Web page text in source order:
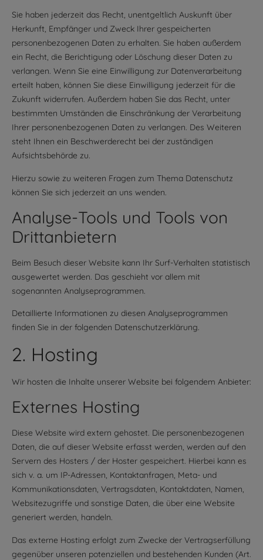
Sie haben jederzeit das Recht, unentgeltlich Auskunft über
Herkunft, Empfänger und Zweck Ihrer gespeicherten
personenbezogenen Daten zu erhalten. Sie haben außerdem
ein Recht, die Berichtigung oder Löschung dieser Daten zu
verlangen. Wenn Sie eine Einwilligung zur Datenverarbeitung
erteilt haben, können Sie diese Einwilligung jederzeit für die
Zukunft widerrufen. Außerdem haben Sie das Recht, unter
bestimmten Umständen die Einschränkung der Verarbeitung
Ihrer personenbezogenen Daten zu verlangen. Des Weiteren
steht Ihnen ein Beschwerderecht bei der zuständigen
Aufsichtsbehörde zu.
Hierzu sowie zu weiteren Fragen zum Thema Datenschutz
können Sie sich jederzeit an uns wenden.
Analyse-Tools und Tools von
Dritt­anbietern
Beim Besuch dieser Website kann Ihr Surf-Verhalten statistisch
ausgewertet werden. Das geschieht vor allem mit
sogenannten Analyseprogrammen.
Detaillierte Informationen zu diesen Analyseprogrammen
finden Sie in der folgenden Datenschutzerklärung.
2. Hosting
Wir hosten die Inhalte unserer Website bei folgendem Anbieter:
Externes Hosting
Diese Website wird extern gehostet. Die personenbezogenen
Daten, die auf dieser Website erfasst werden, werden auf den
Servern des Hosters / der Hoster gespeichert. Hierbei kann es
sich v. a. um IP-Adressen, Kontaktanfragen, Meta- und
Kommunikationsdaten, Vertragsdaten, Kontaktdaten, Namen,
Websitezugriffe und sonstige Daten, die über eine Website
generiert werden, handeln.
Das externe Hosting erfolgt zum Zwecke der Vertragserfüllung
gegenüber unseren potenziellen und bestehenden Kunden (Art.